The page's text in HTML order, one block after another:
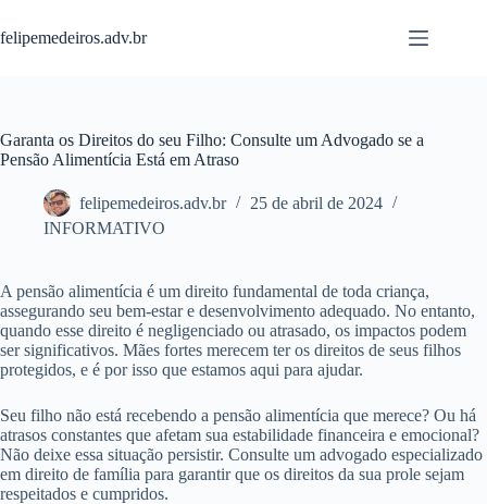
para
o
felipemedeiros.adv.br
Garanta os Direitos do seu Filho: Consulte um Advogado se a
Pensão Alimentícia Está em Atraso
felipemedeiros.adv.br
25 de abril de 2024
INFORMATIVO
A pensão alimentícia é um direito fundamental de toda criança,
assegurando seu bem-estar e desenvolvimento adequado. No entanto,
quando esse direito é negligenciado ou atrasado, os impactos podem
ser significativos. Mães fortes merecem ter os direitos de seus filhos
protegidos, e é por isso que estamos aqui para ajudar.
Seu filho não está recebendo a pensão alimentícia que merece? Ou há
atrasos constantes que afetam sua estabilidade financeira e emocional?
Não deixe essa situação persistir. Consulte um advogado especializado
em direito de família para garantir que os direitos da sua prole sejam
respeitados e cumpridos.